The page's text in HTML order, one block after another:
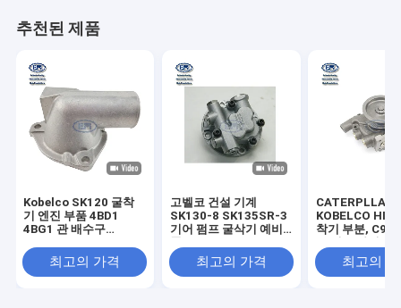
추천된 제품
Kobelco SK120 굴착
기 엔진 부품 4BD1
4BG1 관 배수구
VI5137130481 5-
13713048-1 513713-
최고의 가격
고벨코 건설 기계
SK130-8 SK135SR-3
기어 펌프 굴삭기 예비
품
최고의 가격
CATERPLLAR
KOBELCO
착기 부분, C9
최고의